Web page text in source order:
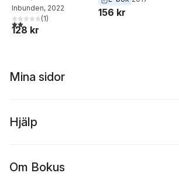
Inbunden, 2022
2,0utav 5 stjärnor. Totalt antal röster:
(1)
128 kr
156 kr
Mina sidor
Hjälp
Om Bokus